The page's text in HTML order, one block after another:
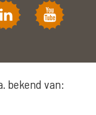
bekend van: